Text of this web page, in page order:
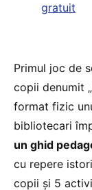
gratuit
Primul joc de
copii denumit
format fizic
bibliotecari
un ghid
cu repere
copii și 5